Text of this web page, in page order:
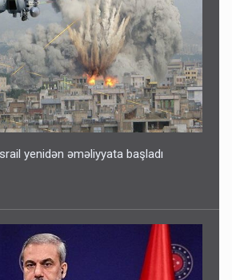
yenidən əməliyyata başladı